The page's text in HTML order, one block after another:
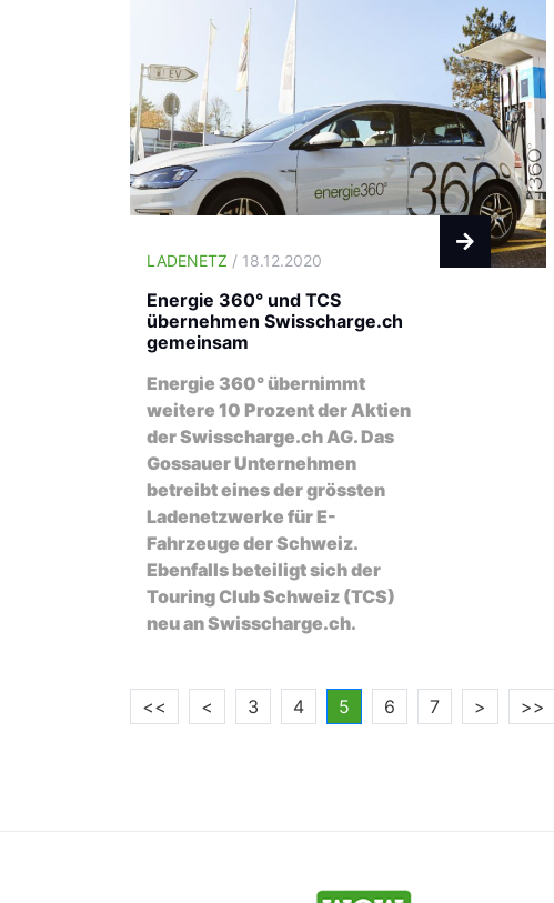
LADENETZ / 18.12.2020
Energie 360° und TCS
übernehmen Swisscharge.ch
gemeinsam
Energie 360° übernimmt
weitere 10 Prozent der Aktien
der Swisscharge.ch AG. Das
Gossauer Unternehmen
betreibt eines der grössten
Ladenetzwerke für E-
Fahrzeuge der Schweiz.
Ebenfalls beteiligt sich der
Touring Club Schweiz (TCS)
neu an Swisscharge.ch.
<< < 3 4 5 6 7 > >>